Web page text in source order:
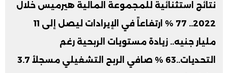
نتائج استثنائية للمجموعة المالية هيرميس خلال
2022.. 77 % ارتفاعاً في الإيرادات ليصل إلى 11
مليار جنيه.. زيادة مستويات الربحية رغم
التحديات..63 % صافي الربح التشغيلي مسجلأ 3.7